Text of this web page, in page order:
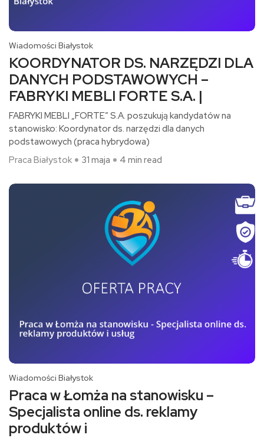
Wiadomości Białystok
KOORDYNATOR DS. NARZĘDZI DLA
DANYCH PODSTAWOWYCH –
FABRYKI MEBLI FORTE S.A. |
FABRYKI MEBLI „FORTE” S.A. poszukują kandydatów na
stanowisko: Koordynator ds. narzędzi dla danych
podstawowych (praca hybrydowa)​
Praca Białystok
31 maja 4 min read
Wiadomości Białystok
Praca w Łomża na stanowisku –
Specjalista online ds. reklamy
produktów i